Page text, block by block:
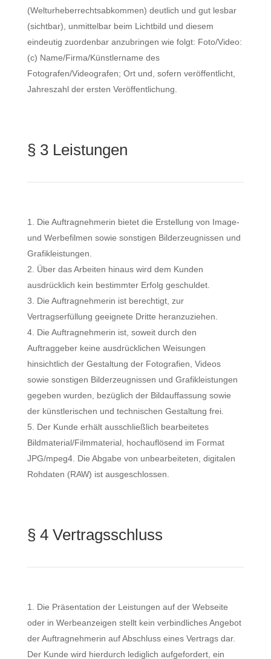
(Welturheberrechtsabkommen) deutlich und gut lesbar
(sichtbar), unmittelbar beim Lichtbild und diesem
eindeutig zuordenbar anzubringen wie folgt: Foto/Video:
(c) Name/Firma/Künstlername des
Fotografen/Videografen; Ort und, sofern veröffentlicht,
Jahreszahl der ersten Veröffentlichung.
§ 3 Leistungen
Die Auftragnehmerin bietet die Erstellung von Image-
und Werbefilmen sowie sonstigen Bilderzeugnissen und
Grafikleistungen.
Über das Arbeiten hinaus wird dem Kunden
ausdrücklich kein bestimmter Erfolg geschuldet.
Die Auftragnehmerin ist berechtigt, zur
Vertragserfüllung geeignete Dritte heranzuziehen.
Die Auftragnehmerin ist, soweit durch den
Auftraggeber keine ausdrücklichen Weisungen
hinsichtlich der Gestaltung der Fotografien, Videos
sowie sonstigen Bilderzeugnissen und Grafikleistungen
gegeben wurden, bezüglich der Bildauffassung sowie
der künstlerischen und technischen Gestaltung frei.
Der Kunde erhält ausschließlich bearbeitetes
Bildmaterial/Filmmaterial, hochauflösend im Format
JPG/mpeg4. Die Abgabe von unbearbeiteten, digitalen
Rohdaten (RAW) ist ausgeschlossen.
§ 4 Vertragsschluss
Die Präsentation der Leistungen auf der Webseite
oder in Werbeanzeigen stellt kein verbindliches Angebot
der Auftragnehmerin auf Abschluss eines Vertrags dar.
Der Kunde wird hierdurch lediglich aufgefordert, ein